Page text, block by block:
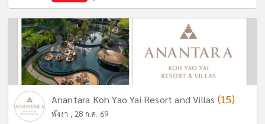
Anantara Koh Yao Yai Resort and Villas (15)
พังงา , 28 ก.ค. 69